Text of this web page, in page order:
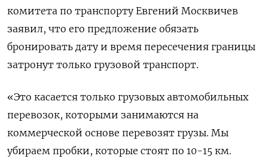
комитета по транспорту Евгений Москвичев
заявил, что его предложение обязать
бронировать дату и время пересечения границы
затронут только грузовой транспорт.
«Это касается только грузовых автомобильных
перевозок, которыми занимаются на
коммерческой основе перевозят грузы. Мы
убираем пробки, которые стоят по 10-15 км.